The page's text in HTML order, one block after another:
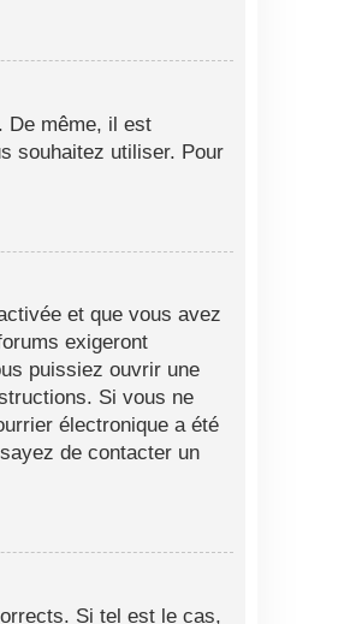
De même, il est
souhaitez utiliser. Pour
et que vous avez
exigeront
puissiez ouvrir une
Si vous ne
électronique a été
de contacter un
Si tel est le cas,